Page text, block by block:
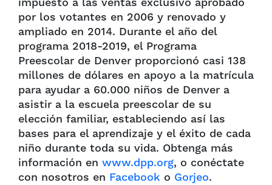
por los votantes en 2006 y renovado y
ampliado en 2014. Durante el año del
programa 2018-2019, el Programa
Preescolar de Denver proporcionó casi 138
millones de dólares en apoyo a la matrícula
para ayudar a 60.000 niños de Denver a
asistir a la escuela preescolar de su
elección familiar, estableciendo así las
bases para el aprendizaje y el éxito de cada
niño durante toda su vida. Obtenga más
información en www.dpp.org, o conéctate
con nosotros en Facebook o Gorjeo.